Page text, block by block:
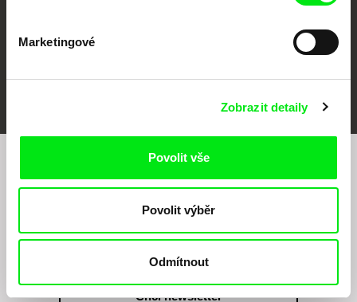
Marketingové
Zobrazit detaily
Povolit vše
Povolit výběr
Odmítnout
filmovém programu?